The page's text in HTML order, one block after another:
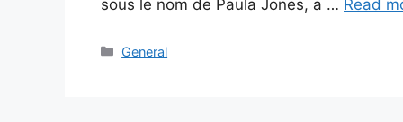
sous le nom de Paula Jones, a … Read
Categories
General